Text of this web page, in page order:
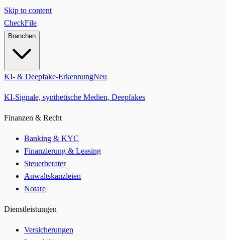
Skip to content
CheckFile
Branchen
KI- & Deepfake-ErkennungNeu
KI-Signale, synthetische Medien, Deepfakes
Finanzen & Recht
Banking & KYC
Finanzierung & Leasing
Steuerberater
Anwaltskanzleien
Notare
Dienstleistungen
Versicherungen